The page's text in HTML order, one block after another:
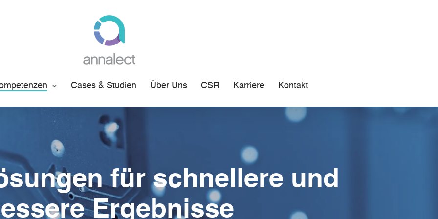
Cases & Studien Über Uns CSR Karriere Kontakt
für schnellere und
Ergebnisse